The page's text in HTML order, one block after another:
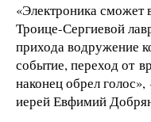
«Электроника сможет
Троице-Сергиевой
прихода водружение
событие, переход от
наконец обрел
иерей Евфимий